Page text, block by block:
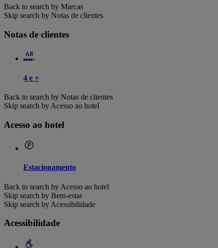
Back to search by Marcas
Skip search by Notas de clientes
Notas de clientes
4 e +
Back to search by Notas de clientes
Skip search by Acesso ao hotel
Acesso ao hotel
Estacionamento
Back to search by Acesso ao hotel
Skip search by Bem-estar
Skip search by Acessibilidade
Acessibilidade